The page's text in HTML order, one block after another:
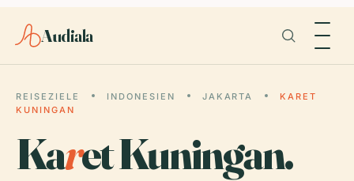
Audiala
REISEZIELE INDONESIEN JAKARTA
KARET
KUNINGAN
Karet Kuningan.